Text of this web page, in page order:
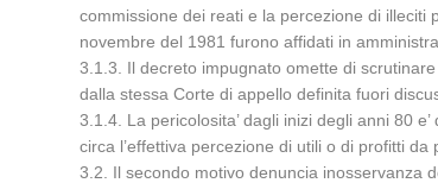
commissione dei reati e la percezione di
novembre del 1981 furono affidati in
3.1.3. Il decreto impugnato omette di
dalla stessa Corte di appello definita fuori
3.1.4. La pericolosita’ dagli inizi degli anni 80
circa l’effettiva percezione di utili o di profitti da
3.2. Il secondo motivo denuncia inosservanza